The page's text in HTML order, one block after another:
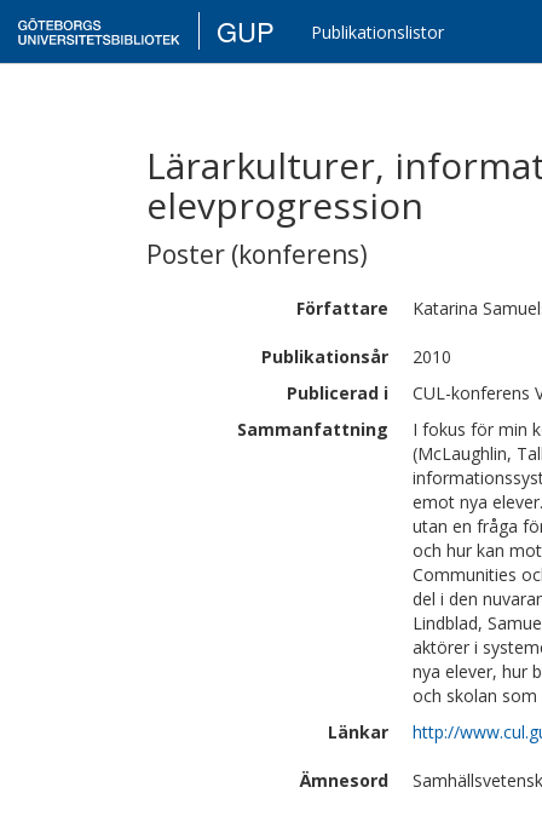
GUP Publikationslistor
Lärarkulturer,
elevprogression
Poster (konferens)
Författare Katarina
Publikationsår
2010
Publicerad i
CUL-konferens
Sammanfattning
I fokus för min
(McLaughlin,
emot nya
utan en fråga
och hur kan
Communities
del i den
Lindblad,
aktörer i
nya elever, hur
och skolan som
Länkar
http://
Ämnesord